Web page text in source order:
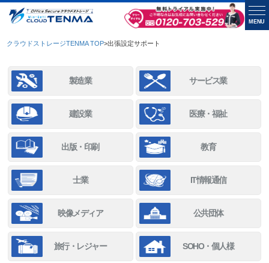
クラウドストレージTENMA TOP>出張設定サポート
製造業 サービス業
建設業 医療・福祉
出版・印刷 教育
士業 IT情報通信
映像メディア 公共団体
旅行・レジャー SOHO・個人様
MENU